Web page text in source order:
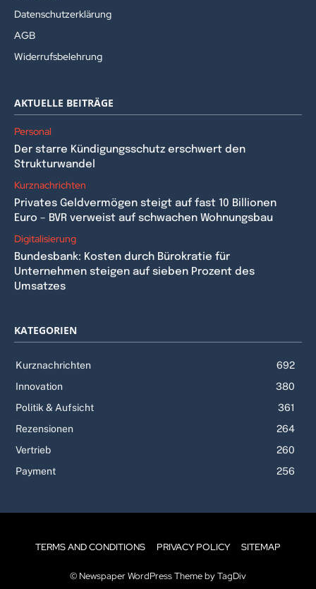
Datenschutzerklärung
AGB
Widerrufsbelehrung
AKTUELLE BEITRÄGE
Personal
Der starre Kündigungsschutz erschwert den
Strukturwandel
Kurznachrichten
Privates Geldvermögen steigt auf fast 10 Billionen
Euro – BVR verweist auf schwachen Wohnungsbau
Digitalisierung
Bundesbank: Kosten durch Bürokratie für
Unternehmen steigen auf sieben Prozent des
Umsatzes
KATEGORIEN
Kurznachrichten
692
Innovation
380
Politik & Aufsicht
361
Rezensionen
264
Vertrieb
260
Payment
256
TERMS AND CONDITIONS PRIVACY POLICY SITEMAP
© Newspaper WordPress Theme by TagDiv